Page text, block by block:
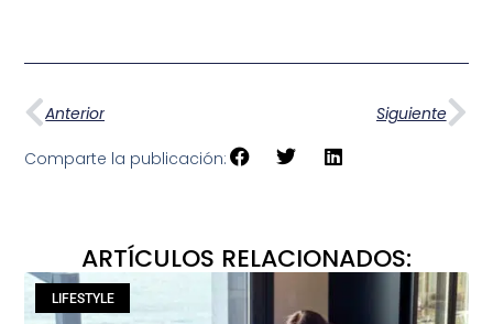
Anterior Siguiente
Comparte la publicación:
ARTÍCULOS RELACIONADOS:
LIFESTYLE